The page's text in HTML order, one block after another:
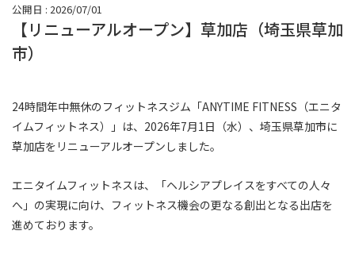
公開日 : 2026/07/01
【リニューアルオープン】草加店（埼玉県草加
市）
24時間年中無休のフィットネスジム「ANYTIME FITNESS（エニタ
イムフィットネス）」は、2026年7月1日（水）、埼玉県草加市に
草加店をリニューアルオープンしました。
エニタイムフィットネスは、「ヘルシアプレイスをすべての人々
へ」の実現に向け、フィットネス機会の更なる創出となる出店を
進めております。